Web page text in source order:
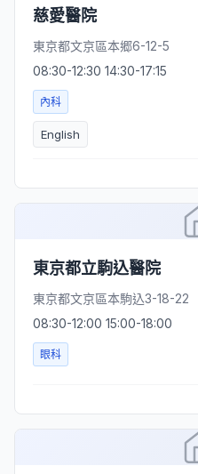
慈愛醫院
東京都文京區本郷6-12-5
08:30-12:30 14:30-17:15
內科
English
東京都立駒込醫院
東京都文京區本駒込3-18-22
08:30-12:00 15:00-18:00
眼科